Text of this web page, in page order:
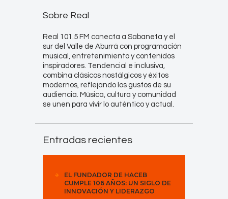
Sobre Real
Real 101.5 FM conecta a Sabaneta y el
sur del Valle de Aburrá con programación
musical, entretenimiento y contenidos
inspiradores. Tendencial e inclusiva,
combina clásicos nostálgicos y éxitos
modernos, reflejando los gustos de su
audiencia. Música, cultura y comunidad
se unen para vivir lo auténtico y actual.
Entradas recientes
EL FUNDADOR DE HACEB
CUMPLE 106 AÑOS: UN SIGLO DE
INNOVACIÓN Y LIDERAZGO